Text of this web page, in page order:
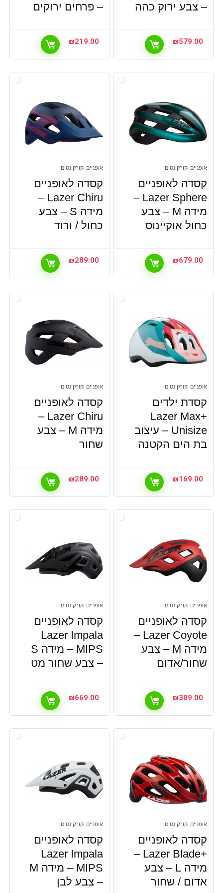
– צבע ירוק כהה
₪579.00
– פרחים ירוקים
₪219.00
אופניים וקורקינטים
קסדה לאופניים
Lazer Sphere –
מידה M – צבע
כחול אוקיינוס
₪679.00
אופניים וקורקינטים
קסדה לאופניים
Lazer Chiru –
מידה S – צבע
כחול / ורוד
₪289.00
אופניים וקורקינטים
קסדת ילדים
Lazer Max+
Unisize – עיצוב
בת הים הקטנה
₪169.00
אופניים וקורקינטים
קסדה לאופניים
Lazer Chiru –
מידה M – צבע
שחור
₪289.00
אופניים וקורקינטים
קסדה לאופניים
Lazer Coyote –
מידה M – צבע
שחור/אדום
₪389.00
אופניים וקורקינטים
קסדה לאופניים
Lazer Impala
MIPS – מידה S
– צבע שחור מט
₪669.00
אופניים וקורקינטים
קסדה לאופניים
+Lazer Blade –
מידה L – צבע
אדום / שחור
אופניים וקורקינטים
קסדה לאופניים
Lazer Impala
MIPS – מידה M
– צבע לבן